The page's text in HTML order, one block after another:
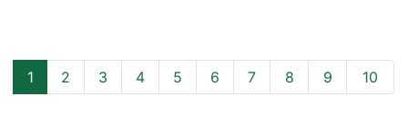
1 2 3 4 5 6 7 8 9 10